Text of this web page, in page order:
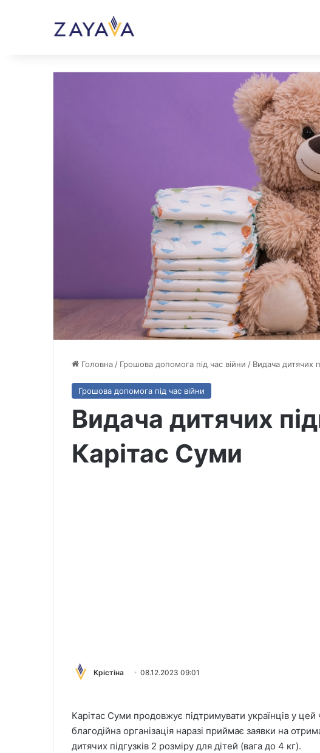
Головна / Грошова допомога під час війни / Видача дитячих
Грошова допомога під час війни
Видача дитячих
Карітас Суми
Крістіна 08.12.2023 09:01
Карітас Суми продовжує підтримувати українців у
благодійна організація наразі приймає заявки на
дитячих підгузків 2 розміру для дітей (вага до 4 кг).